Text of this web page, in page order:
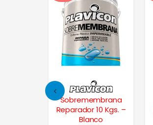
Sobremembrana
Reparador 10 Kgs. –
Blanco